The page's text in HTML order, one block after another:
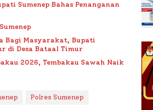
Sumenep Bahas Penanganan
Bagi Masyarakat, Bupati
di Desa Bataal Timur
2026, Tembakau Sawah Naik
Polres Sumenep